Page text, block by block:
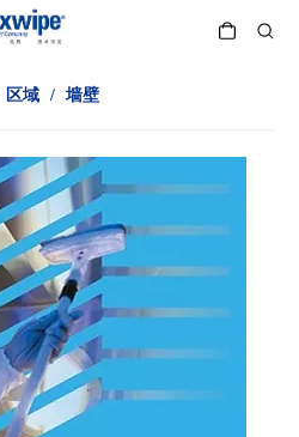
区域 / 墙壁